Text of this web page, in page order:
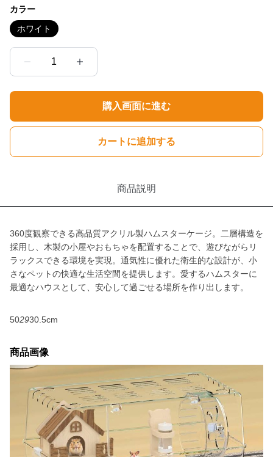
カラー
ホワイト
1
購入画面に進む
カートに追加する
商品説明
360度観察できる高品質アクリル製ハムスターケージ。二層構造を
採用し、木製の小屋やおもちゃを配置することで、遊びながらリ
ラックスできる環境を実現。通気性に優れた衛生的な設計が、小
さなペットの快適な生活空間を提供します。愛するハムスターに
最適なハウスとして、安心して過ごせる場所を作り出します。
502930.5cm
商品画像